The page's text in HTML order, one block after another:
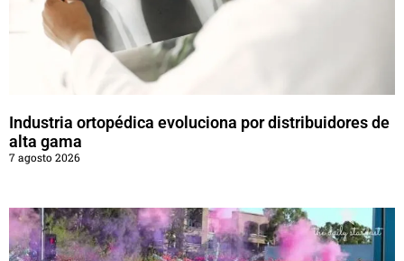
Industria ortopédica evoluciona por distribuidores de
alta gama
7 agosto 2026